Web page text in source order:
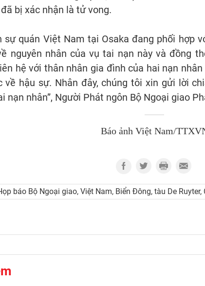
bị xác nhận là tử vong.
sự quán Việt Nam tại Osaka đang phối hợp
nguyên nhân của vụ tai nạn này và đồng
hệ với thân nhân gia đình của hai nạn
về hậu sự. Nhân đây, chúng tôi xin gửi lời
nạn nhân”, Người Phát ngôn Bộ Ngoại giao
Báo ảnh Việt Nam/
báo Bộ Ngoại giao, Việt Nam, Biển Đông, tàu De